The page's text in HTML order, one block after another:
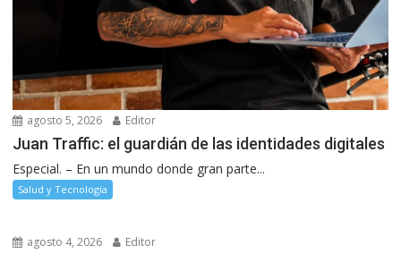
agosto 5, 2026 Editor
Juan Traffic: el guardián de las identidades digitales
Especial. – En un mundo donde gran parte...
Salud y Tecnología
agosto 4, 2026 Editor